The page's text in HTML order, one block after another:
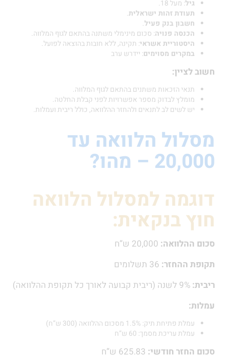
גיל: מעל 18.
תעודת זהות ישראלית.
חשבון בנק פעיל.
הכנסה פנויה: סכום מינימלי משתנה בהתאם לגוף המלווה.
היסטוריית אשראי: תקינה, ללא חובות בהוצאה לפועל.
במקרים מסוימים: יידרש ערב
חשוב לציין:
תנאי הזכאות משתנים בהתאם לגוף המלווה.
מומלץ לבדוק מספר אפשרויות לפני קבלת החלטה.
יש לשים לב לתנאים ולהחזר ההלוואה, כולל ריבית ועמלות.
מסלול הלוואה עד
20,000 – מהו?
דוגמה למסלול הלוואה
חוץ בנקאית:
סכום ההלוואה:
תקופת ההחזר:
ריבית: 9% לשנה (ריבית קבועה לאורך כל תקופת ההלוואה)
עמלות:
עמלת פתיחת תיק: 1.5% מסכום ההלוואה (300 ש”ח)
עמלת עריכת מסמך: 60 ש”ח
סכום החזר חודשי: